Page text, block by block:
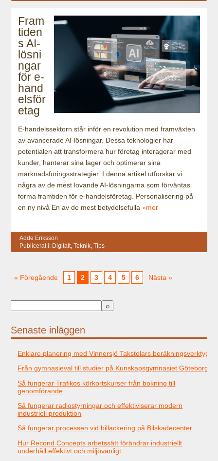
Fram
tiden
s AI-
lösni
ngar
för e-
hand
elsför
etag
E-handelssektorn står inför en revolution med framväxten
av avancerade AI-lösningar. Dessa teknologier har
potentialen att transformera hur företag interagerar med
kunder, hanterar sina lager och optimerar sina
marknadsföringsstrategier. I denna artikel utforskar vi
några av de mest lovande AI-lösningarna som förväntas
forma framtiden för e-handelsföretag. Personalisering på
en ny nivå En av de mest betydelsefulla»mer
Adde Eriksson
Publicerat i:
Digitalt Teknik Tips
« Föregående 1 2 3 4 5 6 Nästa »
Senaste inläggen
Enklare planering med Vinnersjö Takstolars beräkningsverktyg
Från gymnasieval till studier på Kunskapsgymnasiet Göteborg
Så fungerar Trafikos körkortskurser från bokning till
genomförande
Så fungerar radiostyrningar och effektiviserar modern
industriell produktion
Så fungerar processen vid billackering på Bilskadecenter
Hur Recond Concepts arbetssätt förändrar industriellt
underhåll effektivt och miljövänligt